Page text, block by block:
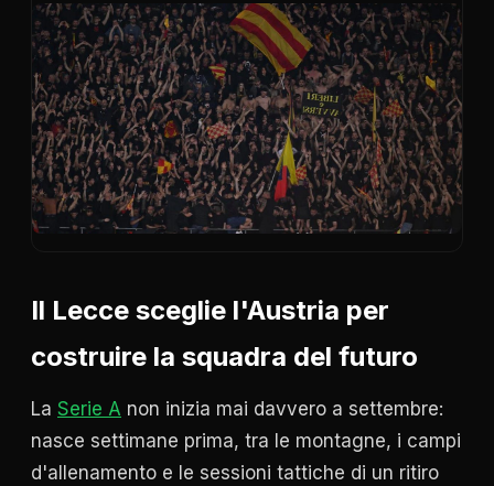
Il Lecce sceglie l'Austria per
costruire la squadra del futuro
La Serie A non inizia mai davvero a settembre:
nasce settimane prima, tra le montagne, i campi
d'allenamento e le sessioni tattiche di un ritiro